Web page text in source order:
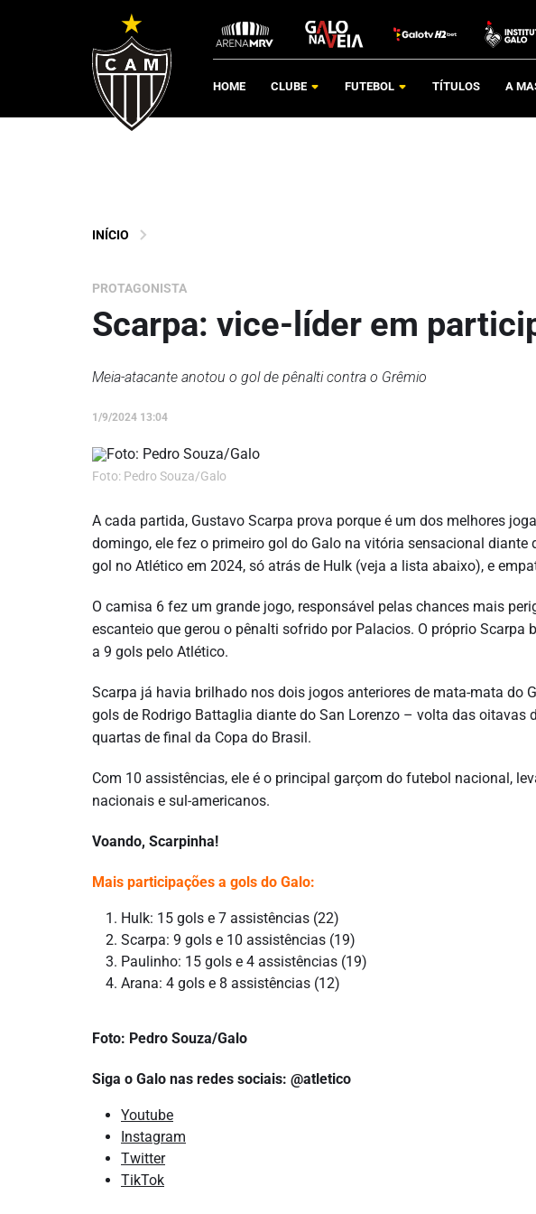
HOME CLUBE FUTEBOL TÍTULOS A
INÍCIO
PROTAGONISTA
Scarpa: vice-líder em
Meia-atacante anotou o gol de pênalti contra o Grêmio
1/9/2024 13:04
Foto: Pedro Souza/Galo
A cada partida, Gustavo Scarpa prova porque é um dos melhores
domingo, ele fez o primeiro gol do Galo na vitória sensacional diante
gol no Atlético em 2024, só atrás de Hulk (veja a lista abaixo), e
O camisa 6 fez um grande jogo, responsável pelas chances mais
escanteio que gerou o pênalti sofrido por Palacios. O próprio Scarpa
a 9 gols pelo Atlético.
Scarpa já havia brilhado nos dois jogos anteriores de mata-mata do
gols de Rodrigo Battaglia diante do San Lorenzo – volta das oitavas
quartas de final da Copa do Brasil.
Com 10 assistências, ele é o principal garçom do futebol nacional,
nacionais e sul-americanos.
Voando, Scarpinha!
Mais participações a gols do Galo:
Hulk: 15 gols e 7 assistências (22)
Scarpa: 9 gols e 10 assistências (19)
Paulinho: 15 gols e 4 assistências (19)
Arana: 4 gols e 8 assistências (12)
Foto: Pedro Souza/Galo
Siga o Galo nas redes sociais: @atletico
Youtube
Instagram
Twitter
TikTok